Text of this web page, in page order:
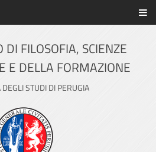
web di Ateneo
FILOSOFIA, SCIENZE
E DELLA FORMAZIONE
DEGLI STUDI DI PERUGIA